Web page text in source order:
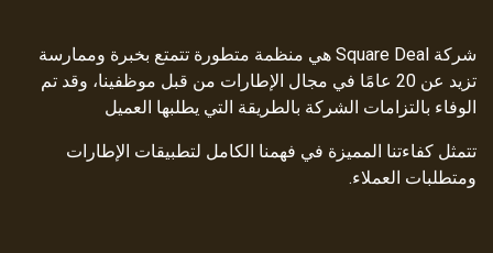
شركة Square Deal هي منظمة متطورة تتمتع بخبرة وممارسة
تزيد عن 20 عامًا في مجال الإطارات من قبل موظفينا، وقد تم
الوفاء بالتزامات الشركة بالطريقة التي يطلبها العميل
تتمثل كفاءتنا المميزة في فهمنا الكامل لتطبيقات الإطارات
ومتطلبات العملاء.